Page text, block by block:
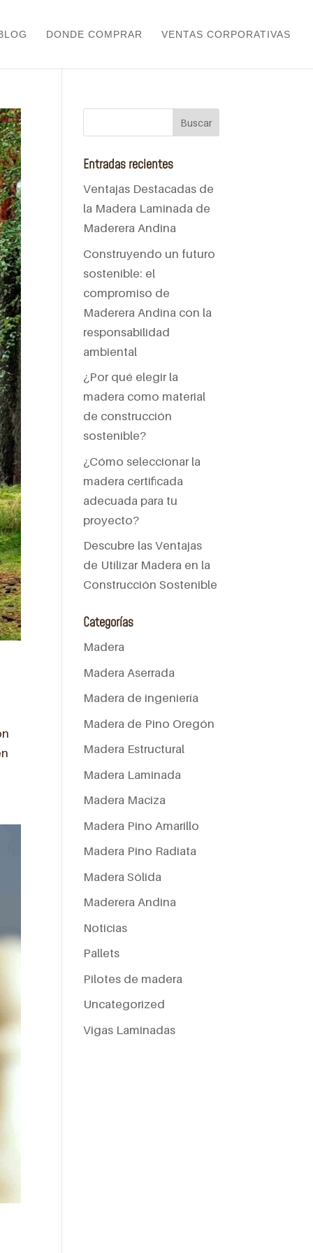
DONDE COMPRAR VENTAS CORPORATIVAS
Entradas recientes
Ventajas Destacadas de
la Madera Laminada de
Maderera Andina
Construyendo un futuro
sostenible: el
compromiso de
Maderera Andina con la
responsabilidad
ambiental
¿Por qué elegir la
madera como material
de construcción
sostenible?
¿Cómo seleccionar la
madera certificada
adecuada para tu
proyecto?
Descubre las Ventajas
de Utilizar Madera en la
Construcción Sostenible
Categorías
Madera
Madera Aserrada
Madera de ingeniería
Madera de Pino Oregón
Madera Estructural
Madera Laminada
Madera Maciza
Madera Pino Amarillo
Madera Pino Radiata
Madera Sólida
Maderera Andina
Noticias
Pallets
Pilotes de madera
Uncategorized
Vigas Laminadas